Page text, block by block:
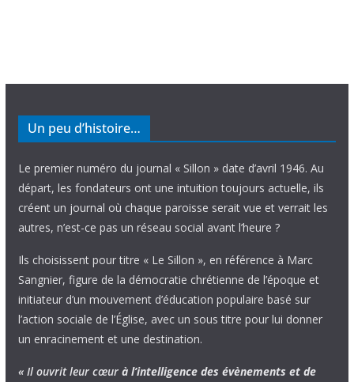
Un peu d’histoire…
Le premier numéro du journal « Sillon » date d’avril 1946. Au
départ, les fondateurs ont une intuition toujours actuelle, ils
créent un journal où chaque paroisse serait vue et verrait les
autres, n’est-ce pas un réseau social avant l’heure ?
Ils choisissent pour titre « Le Sillon », en référence à Marc
Sangnier, figure de la démocratie chrétienne de l’époque et
initiateur d’un mouvement d’éducation populaire basé sur
l’action sociale de l’Église, avec un sous titre pour lui donner
un enracinement et une destination.
« Il ouvrit leur cœur à l’intelligence des évènements et de